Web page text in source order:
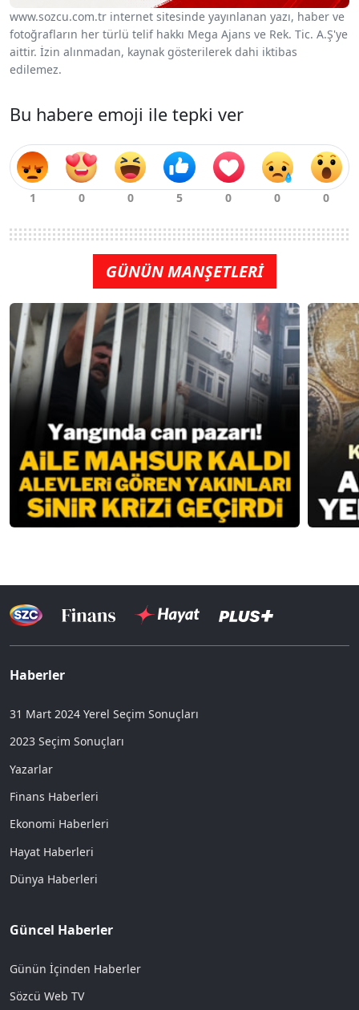
www.sozcu.com.tr internet sitesinde yayınlanan yazı, haber ve
fotoğrafların her türlü telif hakkı Mega Ajans ve Rek. Tic. A.Ş'ye
aittir. İzin alınmadan, kaynak gösterilerek dahi iktibas
edilemez.
Bu habere emoji ile tepki ver
GÜNÜN MANŞETLERİ
Haberler
31 Mart 2024 Yerel Seçim Sonuçları
2023 Seçim Sonuçları
Yazarlar
Finans Haberleri
Ekonomi Haberleri
Hayat Haberleri
Dünya Haberleri
Güncel Haberler
Günün İçinden Haberler
Sözcü Web TV